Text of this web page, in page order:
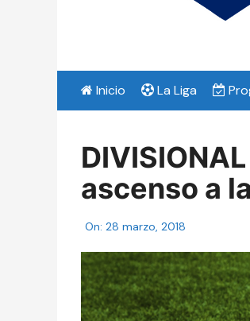
Inicio La Liga
ascenso a
On: 28 marzo, 2018